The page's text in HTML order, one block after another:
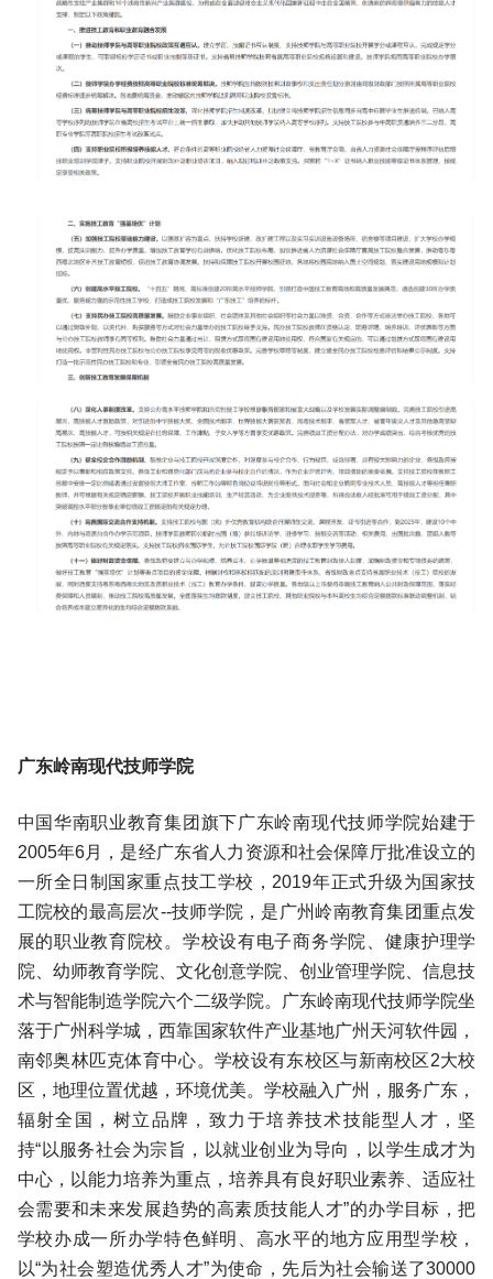
广东岭南现代技师学院
中国华南职业教育集团旗下广东岭南现代技师学院始建于
2005年6月，是经广东省人力资源和社会保障厅批准设立的
一所全日制国家重点技工学校，2019年正式升级为国家技
工院校的最高层次--技师学院，是广州岭南教育集团重点发
展的职业教育院校。学校设有电子商务学院、健康护理学
院、幼师教育学院、文化创意学院、创业管理学院、信息技
术与智能制造学院六个二级学院。广东岭南现代技师学院坐
落于广州科学城，西靠国家软件产业基地广州天河软件园，
南邻奥林匹克体育中心。学校设有东校区与新南校区2大校
区，地理位置优越，环境优美。学校融入广州，服务广东，
辐射全国，树立品牌，致力于培养技术技能型人才，坚
持“以服务社会为宗旨，以就业创业为导向，以学生成才为
中心，以能力培养为重点，培养具有良好职业素养、适应社
会需要和未来发展趋势的高素质技能人才”的办学目标，把
学校办成一所办学特色鲜明、高水平的地方应用型学校，
以“为社会塑造优秀人才”为使命，先后为社会输送了30000